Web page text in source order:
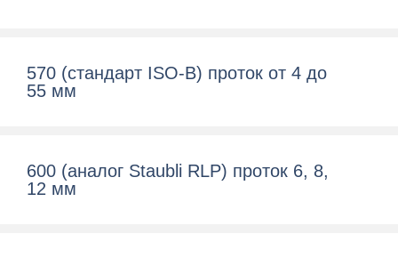
570 (cтандарт ISO-B) проток от 4 до
55 мм
600 (aналог Staubli RLP) проток 6, 8,
12 мм